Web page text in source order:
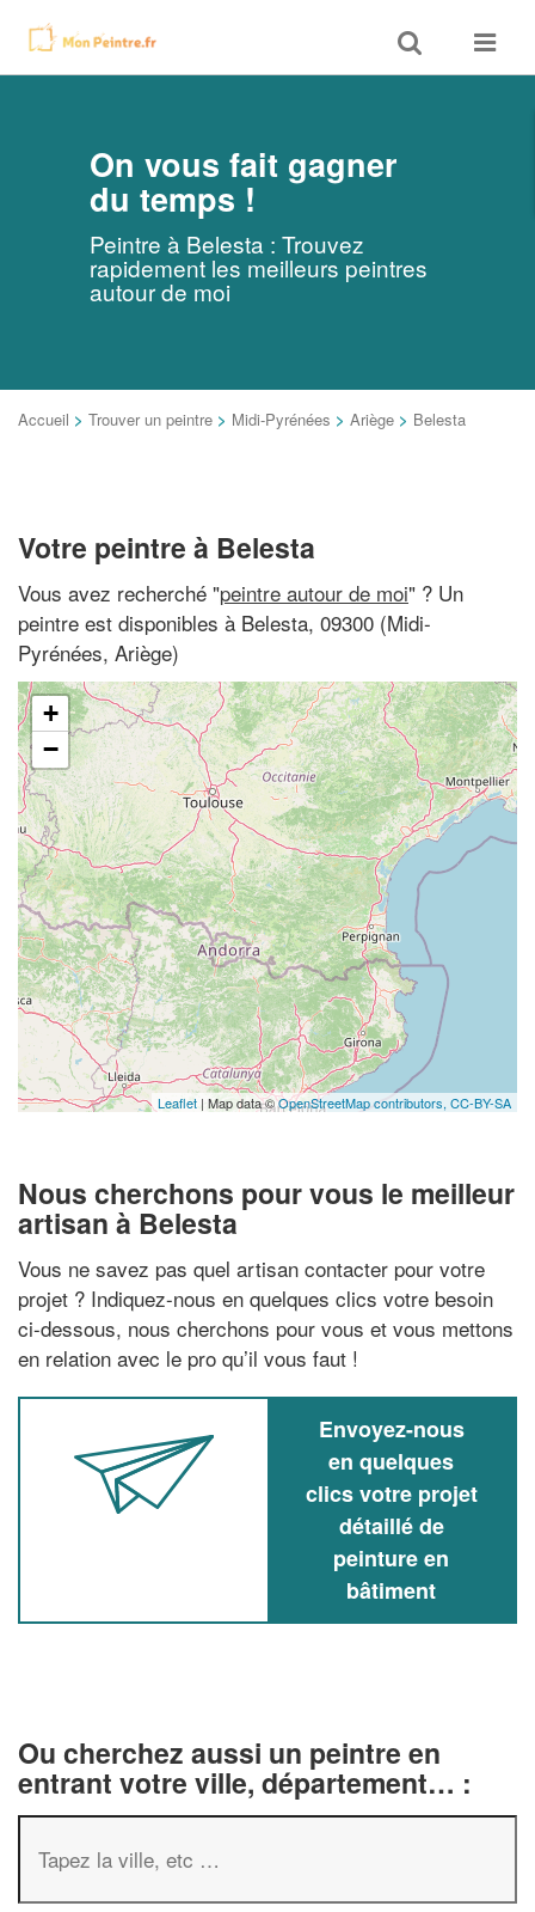
Toggle
search
Toggle
On vous fait gagner
du temps !
Peintre à Belesta : Trouvez
rapidement les meilleurs peintres
autour de moi
Accueil > Trouver un peintre > Midi-Pyrénées > Ariège > Belesta
Votre peintre à Belesta
Vous avez recherché "peintre autour de moi" ? Un
peintre est disponibles à Belesta, 09300 (Midi-
Pyrénées, Ariège)
+
−
Leaflet | Map data ©OpenStreetMap contributors, CC-BY-SA
Nous cherchons pour vous le meilleur
artisan à Belesta
Vous ne savez pas quel artisan contacter pour votre
projet ? Indiquez-nous en quelques clics votre besoin
ci-dessous, nous cherchons pour vous et vous mettons
en relation avec le pro qu’il vous faut !
Envoyez-nous
en quelques
clics votre projet
détaillé de
peinture en
bâtiment
Ou cherchez aussi un peintre en
entrant votre ville, département… :